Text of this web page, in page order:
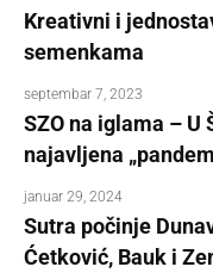
Kreativni i
semenkama
septembar 7, 2023
SZO na iglama – U
najavljena
januar 29, 2024
Sutra počinje
Ćetković, Bauk i